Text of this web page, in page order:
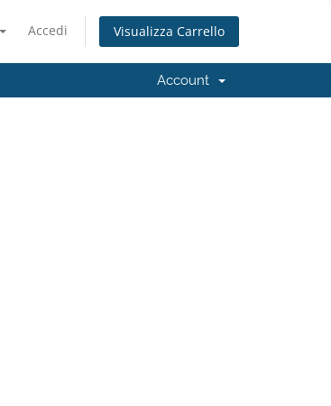
Accedi Visualizza Carrello
Account